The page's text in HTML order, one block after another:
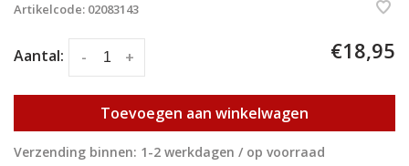
Artikelcode: 02083143
Aantal: +
- €18,95
Toevoegen aan winkelwagen
Verzending binnen: 1-2 werkdagen / op voorraad